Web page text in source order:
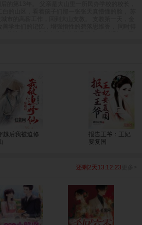
的第13年。 父亲是大山里一所民办学校的校长，
白的山区，看着孩子们那一张张天真懵懂的脸， 苏
市的高薪工作，回到大山支教。 支教第一天，金
善学生们的记忆，增强悟性的碧落思维香， 同时得
能让人吃了非常有营养的紫晶玉米， 眨眼间，民
教出来的学生一个个进城拿竞赛名次，毕业班高
民震惊，纷纷发来贺电，“苏老师，明年我能把孩子
！”
越后我被迫修
报告王爷：王妃
要复国
还剩2天13:12:22